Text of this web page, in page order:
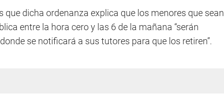
que dicha ordenanza explica que los menores que sean
entre la hora cero y las 6 de la mañana “serán
se notificará a sus tutores para que los retiren”.